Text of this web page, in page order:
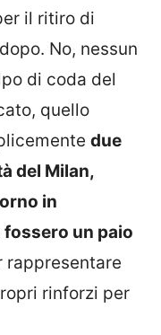
il ritiro di
No, nessun
di coda del
quello
due
del Milan,
in
un paio
rappresentare
rinforzi per